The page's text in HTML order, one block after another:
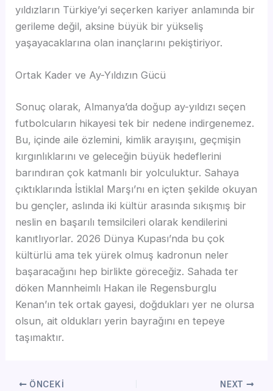
yıldızların Türkiye’yi seçerken kariyer anlamında bir
gerileme değil, aksine büyük bir yükseliş
yaşayacaklarına olan inançlarını pekiştiriyor.
Ortak Kader ve Ay-Yıldızın Gücü
Sonuç olarak, Almanya’da doğup ay-yıldızı seçen
futbolcuların hikayesi tek bir nedene indirgenemez.
Bu, içinde aile özlemini, kimlik arayışını, geçmişin
kırgınlıklarını ve geleceğin büyük hedeflerini
barındıran çok katmanlı bir yolculuktur. Sahaya
çıktıklarında İstiklal Marşı’nı en içten şekilde okuyan
bu gençler, aslında iki kültür arasında sıkışmış bir
neslin en başarılı temsilcileri olarak kendilerini
kanıtlıyorlar. 2026 Dünya Kupası’nda bu çok
kültürlü ama tek yürek olmuş kadronun neler
başaracağını hep birlikte göreceğiz. Sahada ter
döken Mannheimlı Hakan ile Regensburglu
Kenan’ın tek ortak gayesi, doğdukları yer ne olursa
olsun, ait oldukları yerin bayrağını en tepeye
taşımaktır.
ÖNCEKI NEXT